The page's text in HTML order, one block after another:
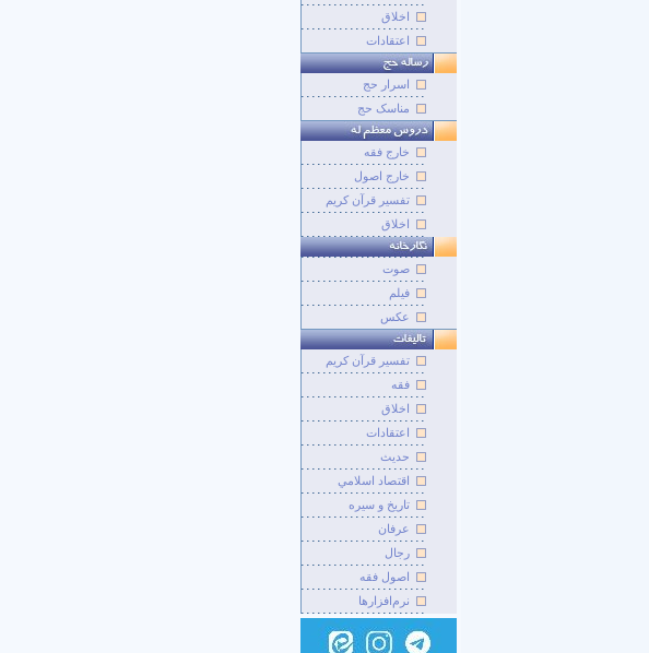
اخلاق
اعتقادات
اسرار حج
مناسک حج
خارج فقه
خارج اصول
تفسیر قرآن کریم
اخلاق
صوت
فيلم
عکس
تفسير قرآن کريم
فقه
اخلاق
اعتقادات
حديث
اقتصاد اسلامي
تاريخ و سيره
عرفان
رجال
اصول فقه
نرم‌افزارها